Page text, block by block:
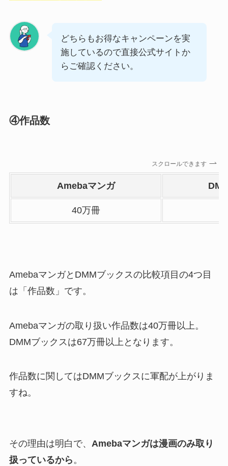
どちらもお得なキャンペーンを実
施しているので直接公式サイトか
らご確認ください。
④作品数
スクロールできます
Amebaマンガ
40万冊
AmebaマンガとDMMブックスの比較項目の4つ目
は「作品数」です。
Amebaマンガの取り扱い作品数は40万冊以上。
DMMブックスは67万冊以上となります。
作品数に関してはDMMブックスに軍配が上がりま
すね。
その理由は明白で、 Amebaマンガは漫画のみ取り
扱っているから。